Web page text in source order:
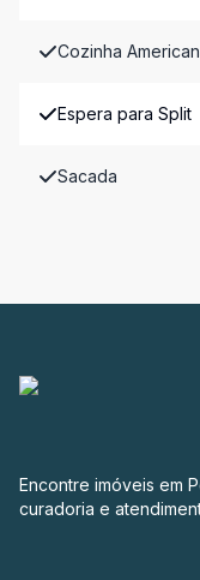
Cozinha
Espera para Split
Sacada
Encontre imóveis em
curadoria e